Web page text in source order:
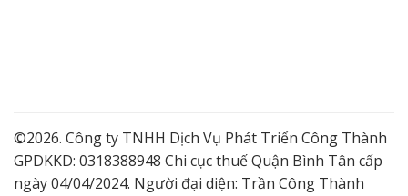
©2026. Công ty TNHH Dịch Vụ Phát Triển Công Thành
GPDKKD: 0318388948 Chi cục thuế Quận Bình Tân cấp
ngày 04/04/2024. Người đại diện: Trần Công Thành